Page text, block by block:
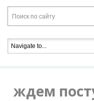
ждем